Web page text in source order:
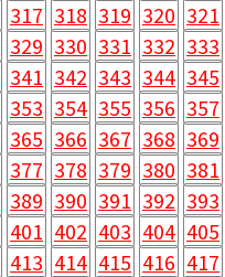
317 318 319 320 321
329 330 331 332 333
341 342 343 344 345
353 354 355 356 357
365 366 367 368 369
377 378 379 380 381
389 390 391 392 393
401 402 403 404 405
413 414 415 416 417